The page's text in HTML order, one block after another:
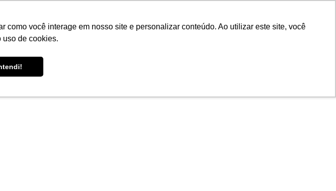
você interage em nosso site e personalizar conteúdo. Ao utilizar este site, você
uso de cookies.